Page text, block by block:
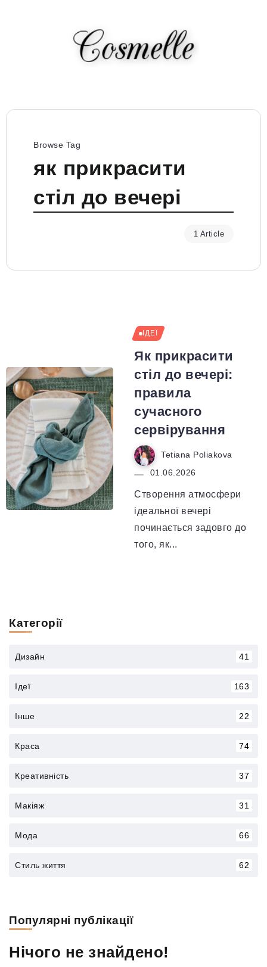
Browse Tag
як прикрасити
стіл до вечері
1 Article
ІДЕЇ
Як прикрасити
стіл до вечері:
правила
сучасного
сервірування
Tetiana Poliakova
01.06.2026
Створення атмосфери
ідеальної вечері
починається задовго до
того, як...
Категорії
Дизайн 41
Ідеї 163
Інше 22
Краса 74
Креативність 37
Макіяж 31
Мода 66
Стиль життя 62
Популярні публікації
Нічого не знайдено!